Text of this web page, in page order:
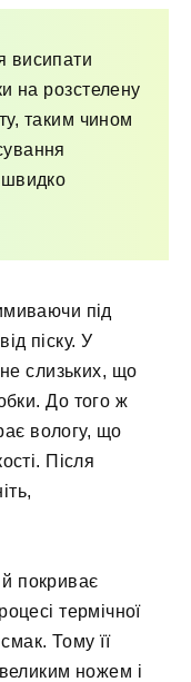
висипати
на розстелену
таким чином
швидко
під
піску. У
слизьких, що
До того ж
вологу, що
Після
й покриває
термічної
Тому її
ножем і